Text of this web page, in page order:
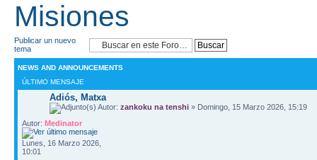
Misiones
Publicar un nuevo
tema
NEWS AND ANNOUNCEMENTS
ÚLTIMO MENSAJE
Adiós, Matxa
Autor: zankoku na tenshi » Domingo, 15 Marzo 2026, 15:19
Autor: Medinator
Lunes, 16 Marzo 2026,
10:01